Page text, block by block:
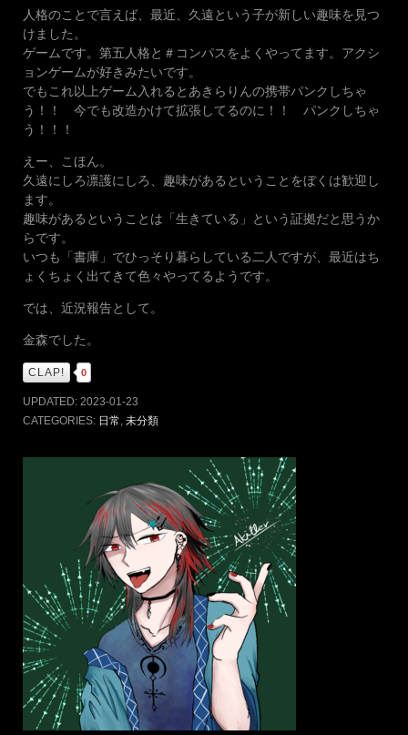
人格のことで言えば、最近、久遠という子が新しい趣味を見つ
けました。
ゲームです。第五人格と＃コンパスをよくやってます。アクシ
ョンゲームが好きみたいです。
でもこれ以上ゲーム入れるとあきらりんの携帯パンクしちゃ
う！！ 今でも改造かけて拡張してるのに！！ パンクしちゃ
う！！！
えー、こほん。
久遠にしろ凛護にしろ、趣味があるということをぼくは歓迎し
ます。
趣味があるということは「生きている」という証拠だと思うか
らです。
いつも「書庫」でひっそり暮らしている二人ですが、最近はち
ょくちょく出てきて色々やってるようです。
では、近況報告として。
金森でした。
CLAP! 0
UPDATED: 2023-01-23
CATEGORIES: 日常, 未分類